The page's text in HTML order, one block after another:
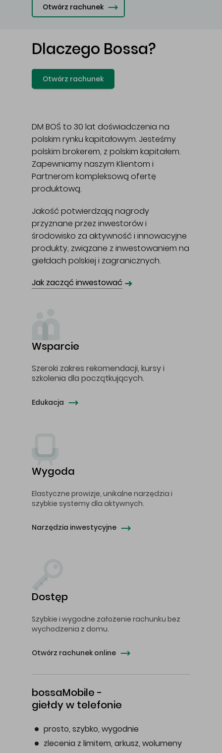
Otwórz rachunek
Dlaczego Bossa?
Otwórz rachunek
DM BOŚ to 30 lat doświadczenia na
polskim rynku kapitałowym. Jesteśmy
polskim brokerem, z polskim kapitałem.
Zapewniamy naszym Klientom i
Partnerom kompleksową ofertę
produktową.
Jakość potwierdzają nagrody
przyznane przez inwestorów i
środowisko za aktywność i innowacyjne
produkty, związane z inwestowaniem na
giełdach polskiej i zagranicznych.
Jak zacząć inwestować ➜
Wsparcie
Szeroki zakres rekomendacji, kursy i
szkolenia dla początkujących.
Edukacja
Wygoda
Elastyczne prowizje, unikalne narzędzia i
szybkie systemy dla aktywnych.
Narzędzia inwestycyjne
Dostęp
Szybkie i wygodne założenie rachunku bez
wychodzenia z domu.
Otwórz rachunek online
bossaMobile -
giełdy w telefonie
prosto, szybko, wygodnie
zlecenia z limitem, arkusz, wolumeny